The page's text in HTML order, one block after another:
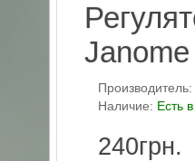
Производитель:
Наличие: Есть
240грн.